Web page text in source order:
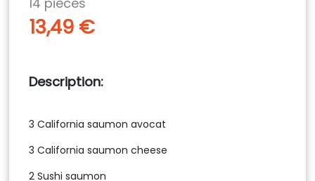
13,49 €
Description
3 California saumon avocat
3 California saumon cheese
2 Sushi saumon